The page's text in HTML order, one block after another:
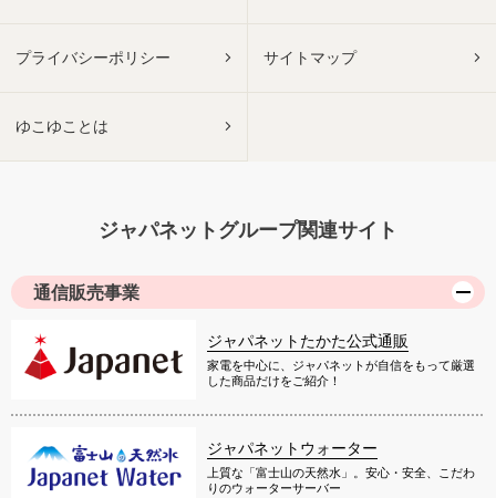
プライバシーポリシー サイトマップ
ゆこゆことは
ジャパネットグループ関連サイト
通信販売事業
ジャパネットたかた公式通販
家電を中心に、ジャパネットが自信をもって厳選
した商品だけをご紹介！
ジャパネットウォーター
上質な「富士山の天然水」。安心・安全、こだわ
りのウォーターサーバー